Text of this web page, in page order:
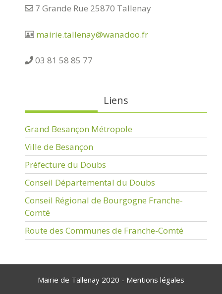
7 Grande Rue 25870 Tallenay
mairie.tallenay@wanadoo.fr
03 81 58 85 77
Liens
Grand Besançon Métropole
Ville de Besançon
Préfecture du Doubs
Conseil Départemental du Doubs
Conseil Régional de Bourgogne Franche-
Comté
Route des Communes de Franche-Comté
Mairie de Tallenay 2020 - Mentions légales